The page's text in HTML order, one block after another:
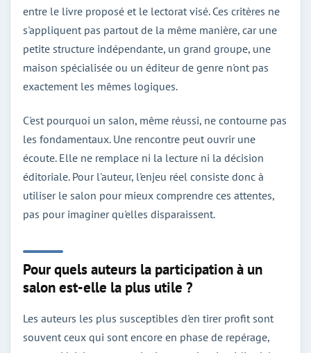
entre le livre proposé et le lectorat visé. Ces critères ne
s'appliquent pas partout de la même manière, car une
petite structure indépendante, un grand groupe, une
maison spécialisée ou un éditeur de genre n'ont pas
exactement les mêmes logiques.
C'est pourquoi un salon, même réussi, ne contourne pas
les fondamentaux. Une rencontre peut ouvrir une
écoute. Elle ne remplace ni la lecture ni la décision
éditoriale. Pour l'auteur, l'enjeu réel consiste donc à
utiliser le salon pour mieux comprendre ces attentes,
pas pour imaginer qu'elles disparaissent.
Pour quels auteurs la participation à un
salon est-elle la plus utile ?
Les auteurs les plus susceptibles d'en tirer profit sont
souvent ceux qui sont encore en phase de repérage,